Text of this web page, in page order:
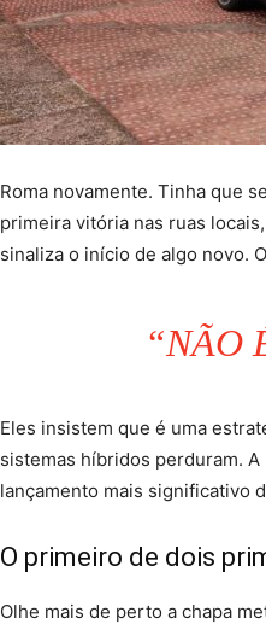
Roma novamente. Tinha que
primeira vitória nas ruas
sinaliza o início de algo novo.
“NÃO
Eles insistem que é uma
sistemas híbridos perduram.
lançamento mais significativo
O primeiro de dois
Olhe mais de perto a chapa